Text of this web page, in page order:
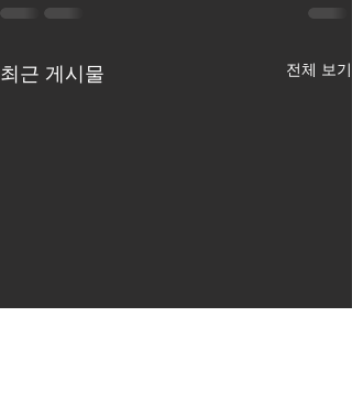
최근 게시물 전체 보기